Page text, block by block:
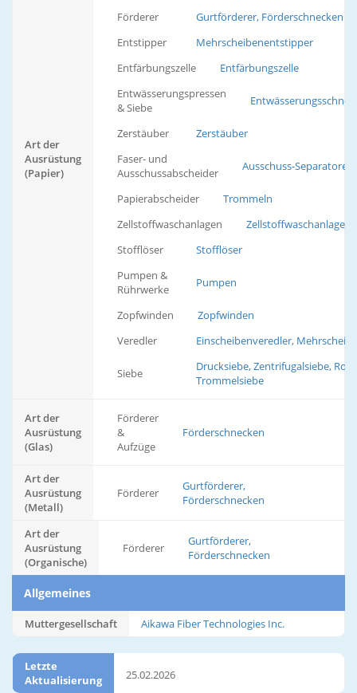
Art der
Ausrüstung
(Papier)
Förderer
Gurtförderer, Förderschnecken
Entstipper
Mehrscheibenentstipper
Entfärbungszelle
Entfärbungszelle
Entwässerungspressen
& Siebe
Zerstäuber
Zerstäuber
Faser- und
Ausschussabscheider
Ausschuss-Separatoren
Papierabscheider
Trommeln
Zellstoffwaschanlagen
Zellstoffwaschanlagen
Stofflöser
Stofflöser
Pumpen &
Rührwerke
Pumpen
Zopfwinden
Zopfwinden
Veredler
Einscheibenveredler,
Siebe
Drucksiebe, Zentrifugalsiebe,
Trommelsiebe
Art der
Ausrüstung
(Glas)
Förderer
&
Aufzüge
Förderschnecken
Art der
Ausrüstung
(Metall)
Förderer
Gurtförderer,
Förderschnecken
Art der
Ausrüstung
(Organische)
Förderer
Gurtförderer,
Förderschnecken
Allgemeines
Muttergesellschaft Aikawa Fiber Technologies Inc.
Letzte
Aktualisierung
25.02.2026